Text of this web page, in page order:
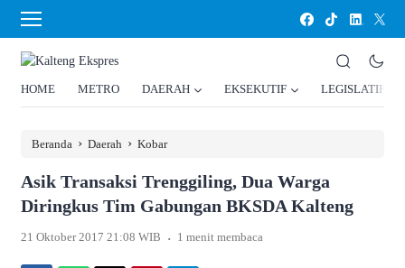
HOME METRO DAERAH EKSEKUTIF LEGISLATIF
Beranda › Daerah › Kobar
Asik Transaksi Trenggiling, Dua Warga
Diringkus Tim Gabungan BKSDA Kalteng
21 Oktober 2017 21:08 WIB . 1 menit membaca